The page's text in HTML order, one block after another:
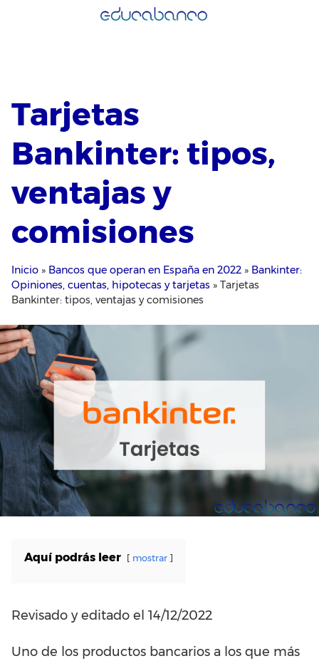
Tarjetas
Bankinter: tipos,
ventajas y
comisiones
Inicio » Bancos que operan en España en 2022 » Bankinter:
Opiniones, cuentas, hipotecas y tarjetas » Tarjetas
Bankinter: tipos, ventajas y comisiones
Aquí podrás leer mostrar
Revisado y editado el 14/12/2022
Uno de los productos bancarios a los que más